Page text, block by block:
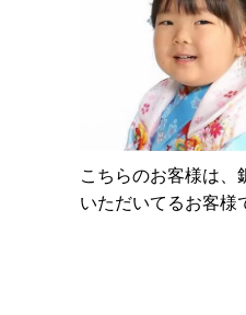
こちらのお客様は、
いただいてるお客様